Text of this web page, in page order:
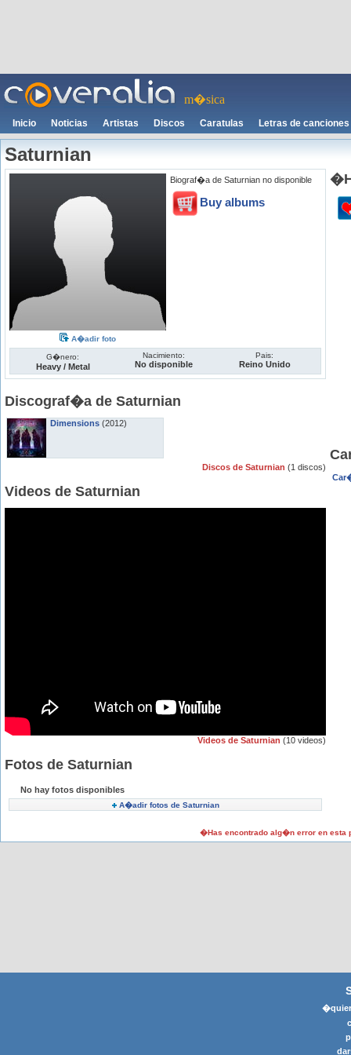
m�sica
Inicio Noticias Artistas Discos Caratulas Letras de canciones
Saturnian
A�adir foto
Biograf�a de Saturnian no disponible
Buy albums
G�nero:
Heavy / Metal
Nacimiento:
No disponible
Pais:
Reino Unido
Discograf�a de Saturnian
Dimensions (2012)
Discos de Saturnian (1 discos)
Videos de Saturnian
Videos de Saturnian (10 videos)
Fotos de Saturnian
No hay fotos disponibles
A�adir fotos de Saturnian
�Has encontrado alg�n error en esta